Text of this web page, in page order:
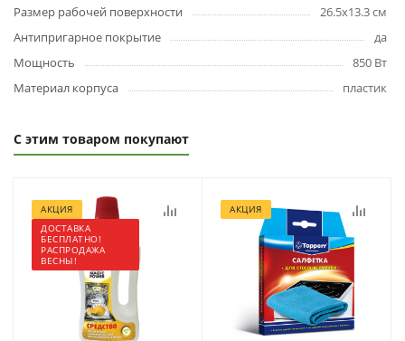
Размер рабочей поверхности
26.5x13.3 см
Антипригарное покрытие
да
Мощность
850 Вт
Материал корпуса
пластик
С этим товаром покупают
АКЦИЯ
ДОСТАВКА
БЕСПЛАТНО!
РАСПРОДАЖА
ВЕСНЫ!
АКЦИЯ